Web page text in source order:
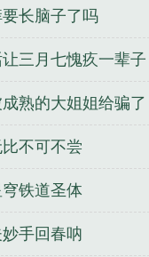
长脑子了吗
三月七愧疚一辈子
熟的大姐姐给骗了
不可不尝
铁道圣体
手回春呐